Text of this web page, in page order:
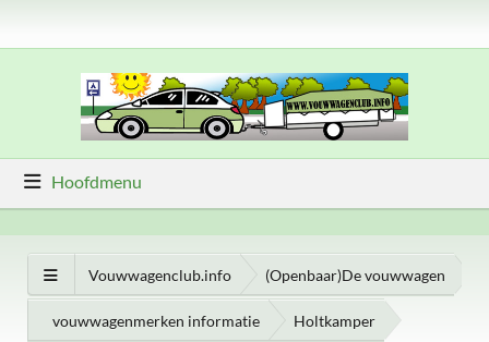
Hoofdmenu
Vouwwagenclub.info (Openbaar)De vouwwagen
vouwwagenmerken informatie Holtkamper